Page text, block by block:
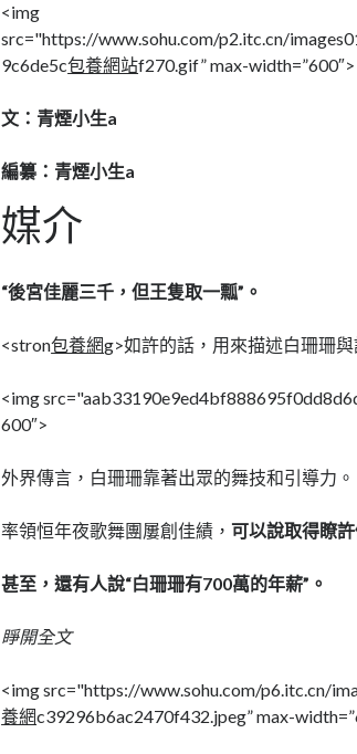
<img
src="https://www.sohu.com/p2.itc.cn/
9c6de5c包養網站f270.gif” max-width=”600″>
文：青煙小生a
編纂：青煙小生a
媒介
“後宮佳麗三千，但王隻取一瓢”。
<stron包養網g>如許的話，用來描述白珊珊
<img
600″>
外界傳言，白珊珊靠著出眾的舞技和引導力。
率領恒年夜歌舞團屢創佳績， 可以說取得瞭
甚至，還有人說“白珊珊有700萬的年薪”。
睜開全文
<img src="https://www.sohu.com/p6.itc.cn/
養網c39296b6ac2470f432.jpeg” max-